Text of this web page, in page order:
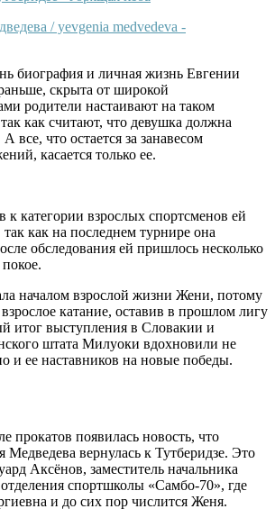
биография и личная жизнь Евгении
скрыта от широкой
родители настаивают на таком
как считают, что девушка должна
все, что остается за занавесом
касается только ее.
к категории взрослых спортсменов ей
так как на последнем турнире она
обследования ей пришлось несколько
покое.
началом взрослой жизни Жени, потому
катание, оставив в прошлом лигу
итог выступления в Словакии и
штата Милуоки вдохновили не
и ее наставников на новые победы.
прокатов появилась новость, что
Медведева вернулась к Тутберидзе. Это
Аксёнов, заместитель начальника
спортшколы «Самбо-70», где
и до сих пор числится Женя.